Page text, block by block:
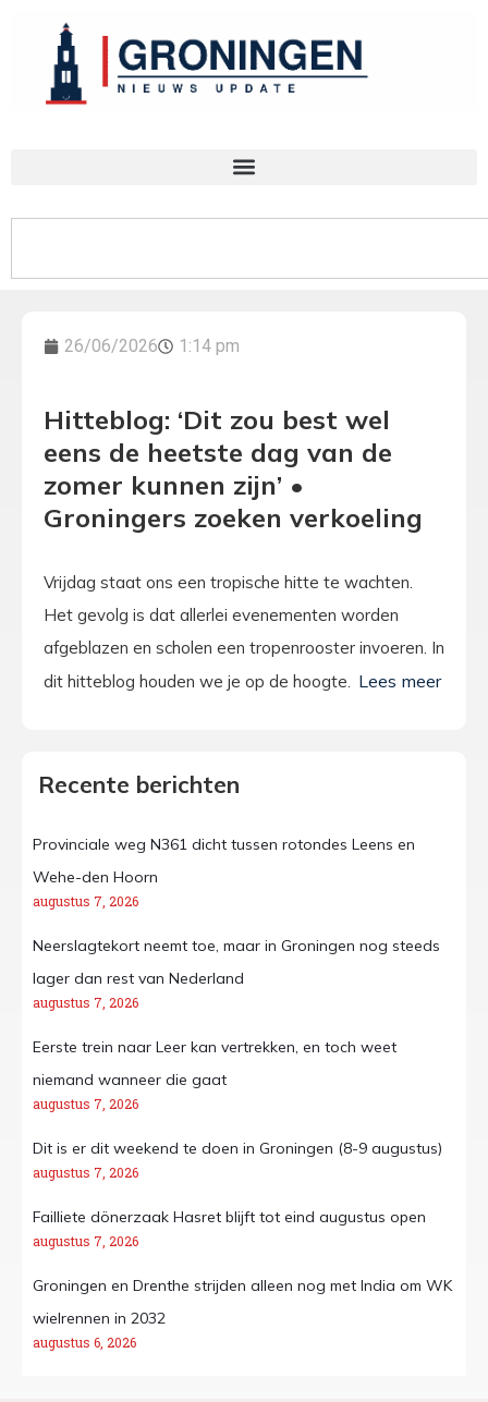
26/06/2026 1:14 pm
Hitteblog: ‘Dit zou best wel
eens de heetste dag van de
zomer kunnen zijn’ •
Groningers zoeken verkoeling
Vrijdag staat ons een tropische hitte te wachten.
Het gevolg is dat allerlei evenementen worden
afgeblazen en scholen een tropenrooster invoeren. In
dit hitteblog houden we je op de hoogte.
Recente berichten
Provinciale weg N361 dicht tussen rotondes Leens en
Wehe-den Hoorn
augustus 7, 2026
Neerslagtekort neemt toe, maar in Groningen nog steeds
lager dan rest van Nederland
augustus 7, 2026
Eerste trein naar Leer kan vertrekken, en toch weet
niemand wanneer die gaat
augustus 7, 2026
Dit is er dit weekend te doen in Groningen (8-9 augustus)
augustus 7, 2026
Failliete dönerzaak Hasret blijft tot eind augustus open
augustus 7, 2026
Groningen en Drenthe strijden alleen nog met India om WK
wielrennen in 2032
augustus 6, 2026